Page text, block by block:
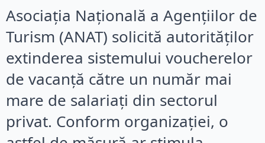
Asociația Națională a Agențiilor de
Turism (ANAT) solicită autorităților
extinderea sistemului voucherelor
de vacanță către un număr mai
mare de salariați din sectorul
privat. Conform organizației, o